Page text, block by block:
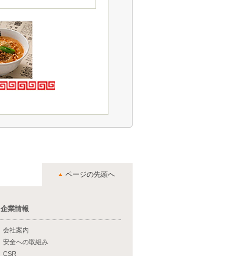
ページの先頭へ
企業情報
会社案内
安全への取組み
CSR